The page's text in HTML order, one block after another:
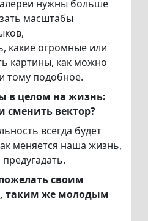
нужны больше
масштабы
какие огромные или
картины, как можно
тому подобное.
в целом на жизнь:
сменить вектор?
всегда будет
меняется наша жизнь,
своим
таким же молодым